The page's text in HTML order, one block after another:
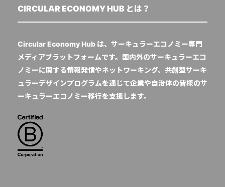
CIRCULAR ECONOMY HUB とは？
Circular Economy Hub は、サーキュラーエコノミー専門
メディアプラットフォームです。国内外のサーキュラーエコ
ノミーに関する情報発信やネットワーキング、共創型サーキ
ュラーデザインプログラムを通じて企業や自治体の皆様のサ
ーキュラーエコノミー移行を支援します。